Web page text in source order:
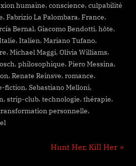
humaine, conscience, culpabilité
, Fabrizio La Palombara, France,
Bernal, Giacomo Bendotti, hôte,
, Italien, Mariano Tufano,
, Michael Maggi, Olivia Williams,
, philosophique, Piero Messina,
, Renate Reinsve, romance,
fiction, Sebastiano Melloni,
, strip-club, technologie, thérapie,
personnelle,
N
Hunt Her, Kill Her